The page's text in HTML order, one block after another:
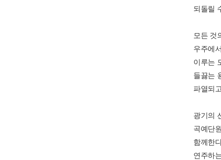
되돌릴
모든 것
우주에
이루는
들끓는
파열되
광기의
곡예단
함께한
연주하